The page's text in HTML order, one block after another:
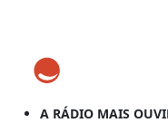
A RÁDIO MAIS